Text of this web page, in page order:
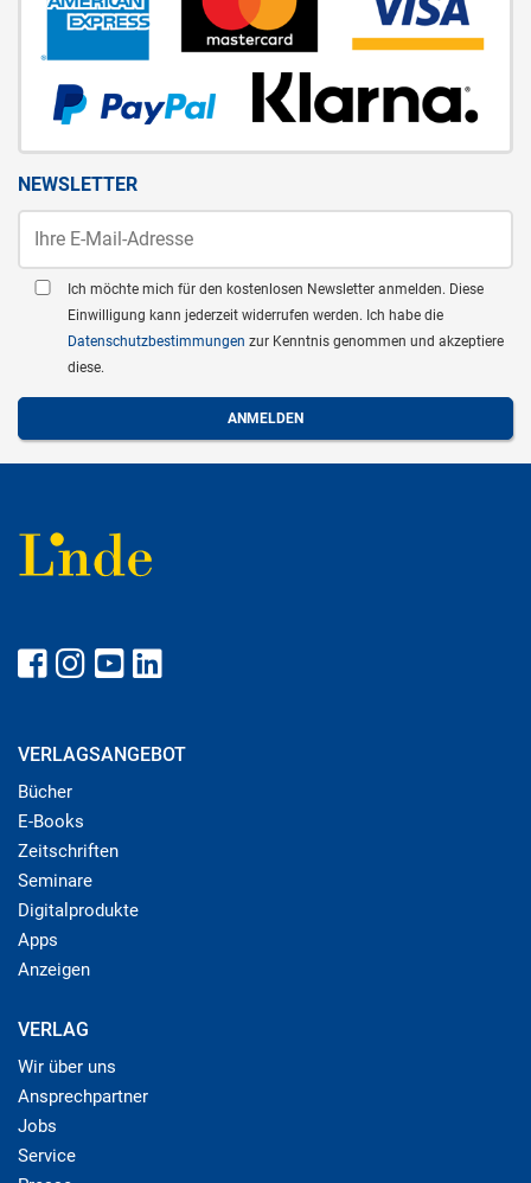
NEWSLETTER
Ich möchte mich für den kostenlosen Newsletter anmelden. Diese
Einwilligung kann jederzeit widerrufen werden. Ich habe die
Datenschutzbestimmungen zur Kenntnis genommen und akzeptiere
diese.
VERLAGSANGEBOT
Bücher
E-Books
Zeitschriften
Seminare
Digitalprodukte
Apps
Anzeigen
VERLAG
Wir über uns
Ansprechpartner
Jobs
Service